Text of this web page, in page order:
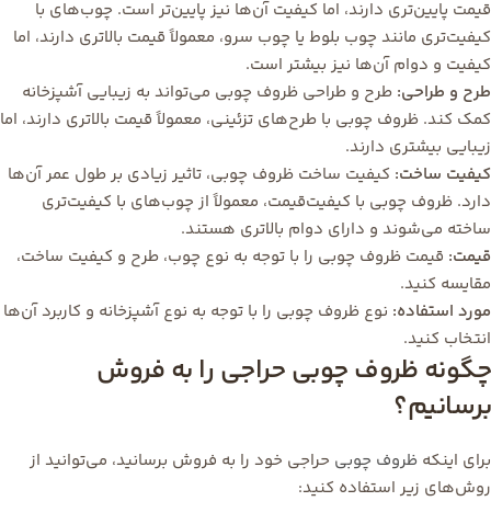
قیمت پایین‌تری دارند، اما کیفیت آن‌ها نیز پایین‌تر است. چوب‌های با
کیفیت‌تری مانند چوب بلوط یا چوب سرو، معمولاً قیمت بالاتری دارند، اما
کیفیت و دوام آن‌ها نیز بیشتر است.
طرح و طراحی: طرح و طراحی ظروف چوبی می‌تواند به زیبایی آشپزخانه
کمک کند. ظروف چوبی با طرح‌های تزئینی، معمولاً قیمت بالاتری دارند، اما
زیبایی بیشتری دارند.
کیفیت ساخت: کیفیت ساخت ظروف چوبی، تاثیر زیادی بر طول عمر آن‌ها
دارد. ظروف چوبی با کیفیت‌قیمت، معمولاً از چوب‌های با کیفیت‌تری
ساخته می‌شوند و دارای دوام بالاتری هستند.
قیمت: قیمت ظروف چوبی را با توجه به نوع چوب، طرح و کیفیت ساخت،
مقایسه کنید.
مورد استفاده: نوع ظروف چوبی را با توجه به نوع آشپزخانه و کاربرد آن‌ها
انتخاب کنید.
چگونه ظروف چوبی حراجی را به فروش
برسانیم؟
برای اینکه ظروف چوبی حراجی خود را به فروش برسانید، می‌توانید از
روش‌های زیر استفاده کنید: